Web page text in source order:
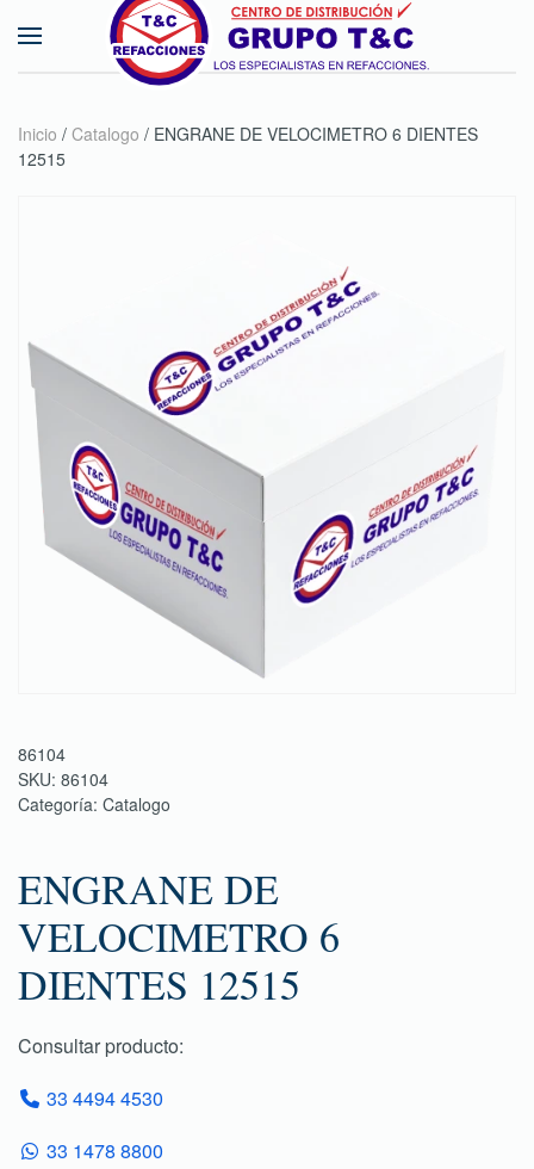
Skip to main content
Inicio / Catalogo / ENGRANE DE VELOCIMETRO 6 DIENTES
12515
86104
SKU: 86104
Categoría: Catalogo
ENGRANE DE
VELOCIMETRO 6
DIENTES 12515
Consultar producto:
33 4494 4530
33 1478 8800